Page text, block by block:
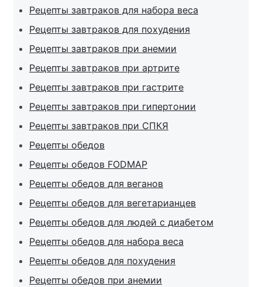
Рецепты завтраков для набора веса
Рецепты завтраков для похудения
Рецепты завтраков при анемии
Рецепты завтраков при артрите
Рецепты завтраков при гастрите
Рецепты завтраков при гипертонии
Рецепты завтраков при СПКЯ
Рецепты обедов
Рецепты обедов FODMAP
Рецепты обедов для веганов
Рецепты обедов для вегетарианцев
Рецепты обедов для людей с диабетом
Рецепты обедов для набора веса
Рецепты обедов для похудения
Рецепты обедов при анемии